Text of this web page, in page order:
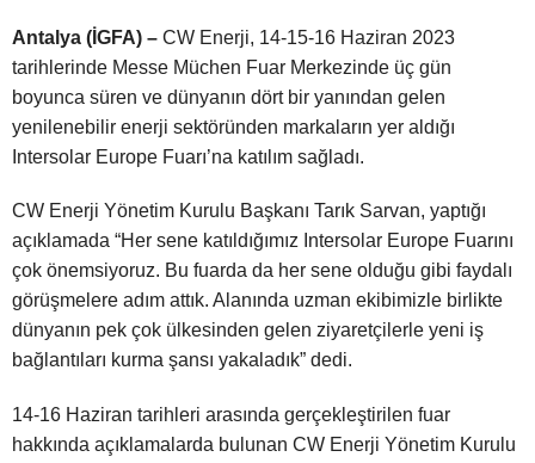
Antalya (İGFA) – CW Enerji, 14-15-16 Haziran 2023
tarihlerinde Messe Müchen Fuar Merkezinde üç gün
boyunca süren ve dünyanın dört bir yanından gelen
yenilenebilir enerji sektöründen markaların yer aldığı
Intersolar Europe Fuarı’na katılım sağladı.
CW Enerji Yönetim Kurulu Başkanı Tarık Sarvan, yaptığı
açıklamada “Her sene katıldığımız Intersolar Europe Fuarını
çok önemsiyoruz. Bu fuarda da her sene olduğu gibi faydalı
görüşmelere adım attık. Alanında uzman ekibimizle birlikte
dünyanın pek çok ülkesinden gelen ziyaretçilerle yeni iş
bağlantıları kurma şansı yakaladık” dedi.
14-16 Haziran tarihleri arasında gerçekleştirilen fuar
hakkında açıklamalarda bulunan CW Enerji Yönetim Kurulu